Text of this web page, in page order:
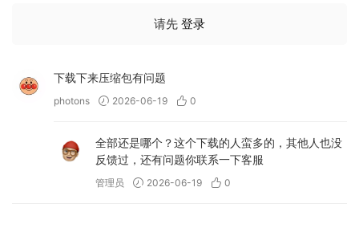
请先 登录
下载下来压缩包有问题
photons 2026-06-19 0
全部还是哪个？这个下载的人蛮多的，其他人也没
反馈过，还有问题你联系一下客服
管理员 2026-06-19 0